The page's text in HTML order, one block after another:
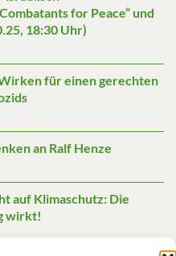
for Peace“ und
18:30 Uhr)
für einen gerechten
an Ralf Henze
auf Klimaschutz: Die
wirkt!